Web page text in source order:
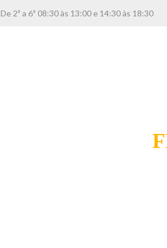
De 2ª a 6ª 08:30 às 13:00 e 14:30 às 18:30